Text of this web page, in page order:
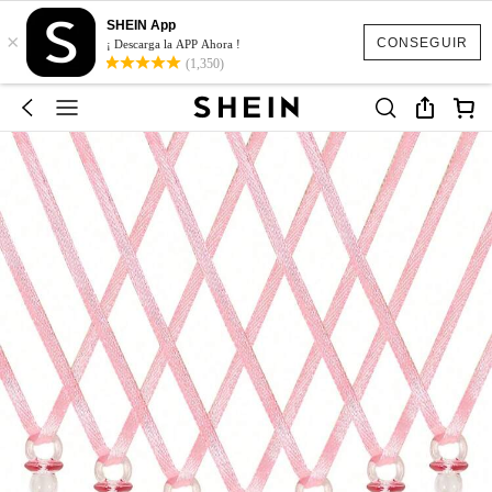
CONSEGUIR
×
SHEIN App
¡ Descarga la APP Ahora !
(1,350)